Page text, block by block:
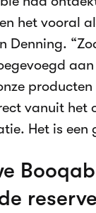
het vooral
Denning.
vanuit het
Het is een